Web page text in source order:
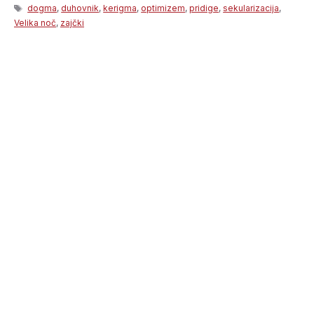
Tags
dogma, duhovnik,kerigma, optimizem,pridige,sekularizacija,
Velika noč, zajčki